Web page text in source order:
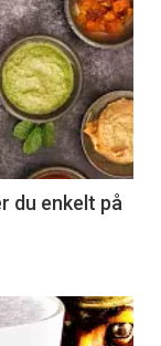
du enkelt på